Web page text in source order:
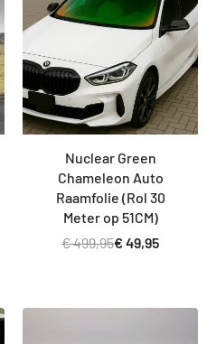
Nuclear Green
Chameleon Auto
Raamfolie (Rol 30
Meter op 51CM)
€499,95€49,95